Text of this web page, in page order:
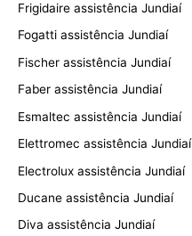
Frigidaire assistência Jundiaí
Fogatti assistência Jundiaí
Fischer assistência Jundiaí
Faber assistência Jundiaí
Esmaltec assistência Jundiaí
Elettromec assistência Jundiaí
Electrolux assistência Jundiaí
Ducane assistência Jundiaí
Diva assistência Jundiaí